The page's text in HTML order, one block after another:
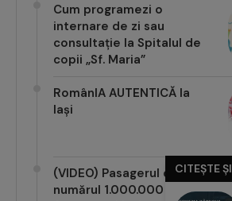
Cum programezi o
internare de zi sau
consultație la Spitalul de
copii „Sf. Maria”
RomânIA AUTENTICĂ la
Iași
(VIDEO) Pasagerul cu
numărul 1.000.000 pe
CITEȘTE ȘI